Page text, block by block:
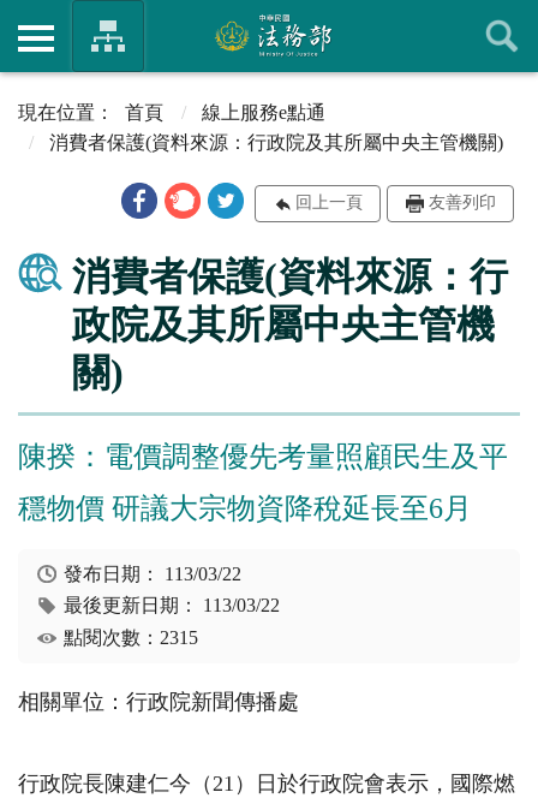
首頁
線上服務e點通
消費者保護(資料來源：行政院及其所屬中央主管機關)
回上一頁 友善列印
消費者保護(資料來源：行
政院及其所屬中央主管機
關)
陳揆：電價調整優先考量照顧民生及平
穩物價 研議大宗物資降稅延長至6月
發布日期： 113/03/22
最後更新日期： 113/03/22
點閱次數：2315
相關單位：行政院新聞傳播處
行政院長陳建仁今（21）日於行政院會表示，國際燃